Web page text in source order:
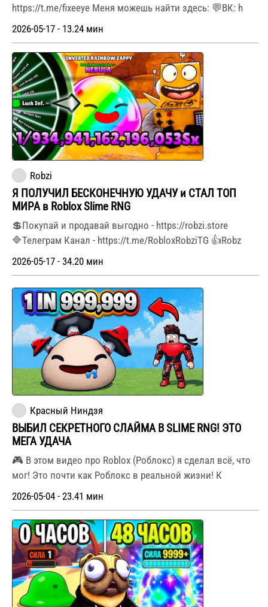
https://t.me/fixeeye Меня можешь найти здесь: 💬ВК: h
2026-05-17 - 13.24 мин
Robzi
Я ПОЛУЧИЛ БЕСКОНЕЧНУЮ УДАЧУ и СТАЛ ТОП
МИРА в Roblox Slime RNG
💲Покупай и продавай выгодно - https://robzi.store
🔷Телеграм Канал - https://t.me/RobloxRobziTG 👍Robz
2026-05-17 - 34.20 мин
Красный Ниндзя
ВЫБИЛ СЕКРЕТНОГО СЛАЙМА В SLIME RNG! ЭТО
МЕГА УДАЧА
🎮 В этом видео про Roblox (Роблокс) я сделал всё, что
мог! Это почти как Роблокс в реальной жизни! К
2026-05-04 - 23.41 мин